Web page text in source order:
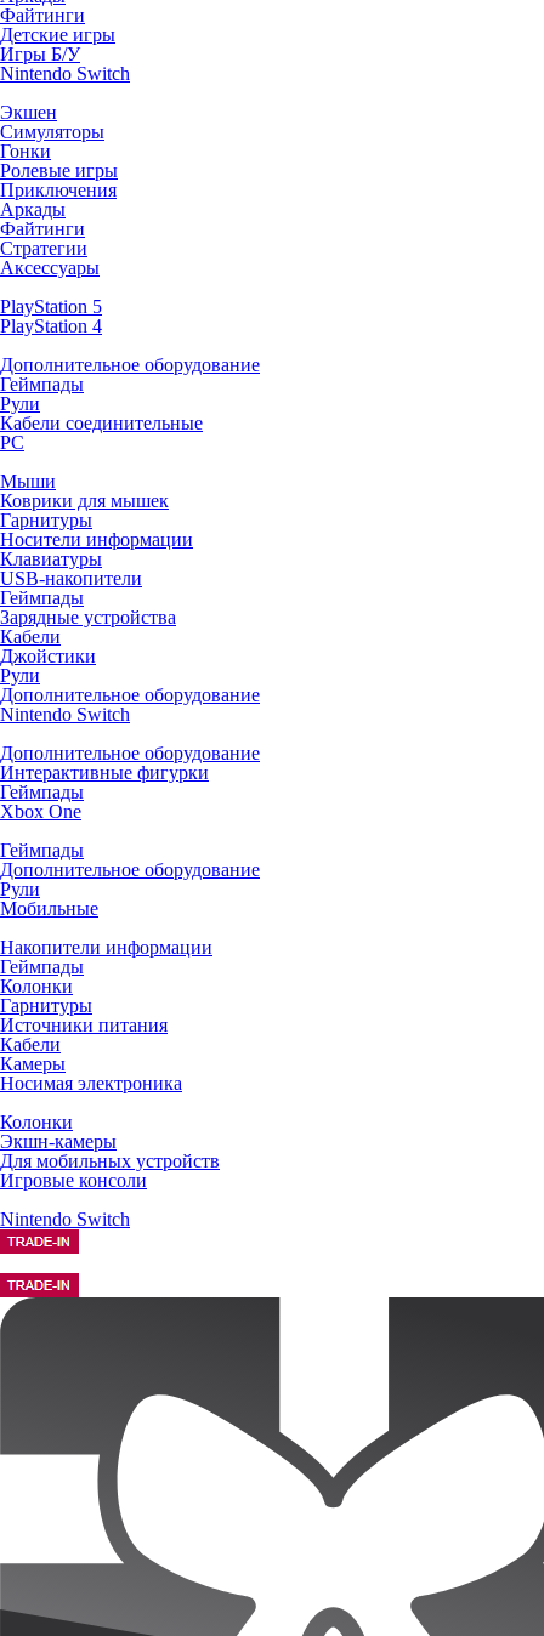
Файтинги
Детские игры
Игры Б/У
Nintendo Switch
Экшен
Симуляторы
Гонки
Ролевые игры
Приключения
Аркады
Файтинги
Стратегии
Аксессуары
PlayStation 5
PlayStation 4
Дополнительное оборудование
Геймпады
Рули
Кабели соединительные
PC
Мыши
Коврики для мышек
Гарнитуры
Носители информации
Клавиатуры
USB-накопители
Геймпады
Зарядные устройства
Кабели
Джойстики
Рули
Дополнительное оборудование
Nintendo Switch
Дополнительное оборудование
Интерактивные фигурки
Геймпады
Xbox One
Геймпады
Дополнительное оборудование
Рули
Мобильные
Накопители информации
Геймпады
Колонки
Гарнитуры
Источники питания
Кабели
Камеры
Носимая электроника
Колонки
Экшн-камеры
Для мобильных устройств
Игровые консоли
Nintendo Switch